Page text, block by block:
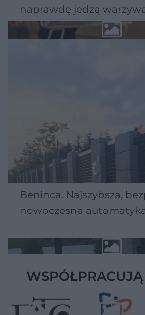
naprawdę jedzą
Beninca. Najszybsza,
nowoczesna